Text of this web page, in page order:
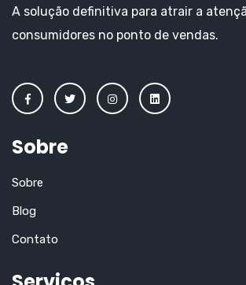
A solução definitiva para atrair a
consumidores no ponto de vendas.
Sobre
Sobre
Blog
Contato